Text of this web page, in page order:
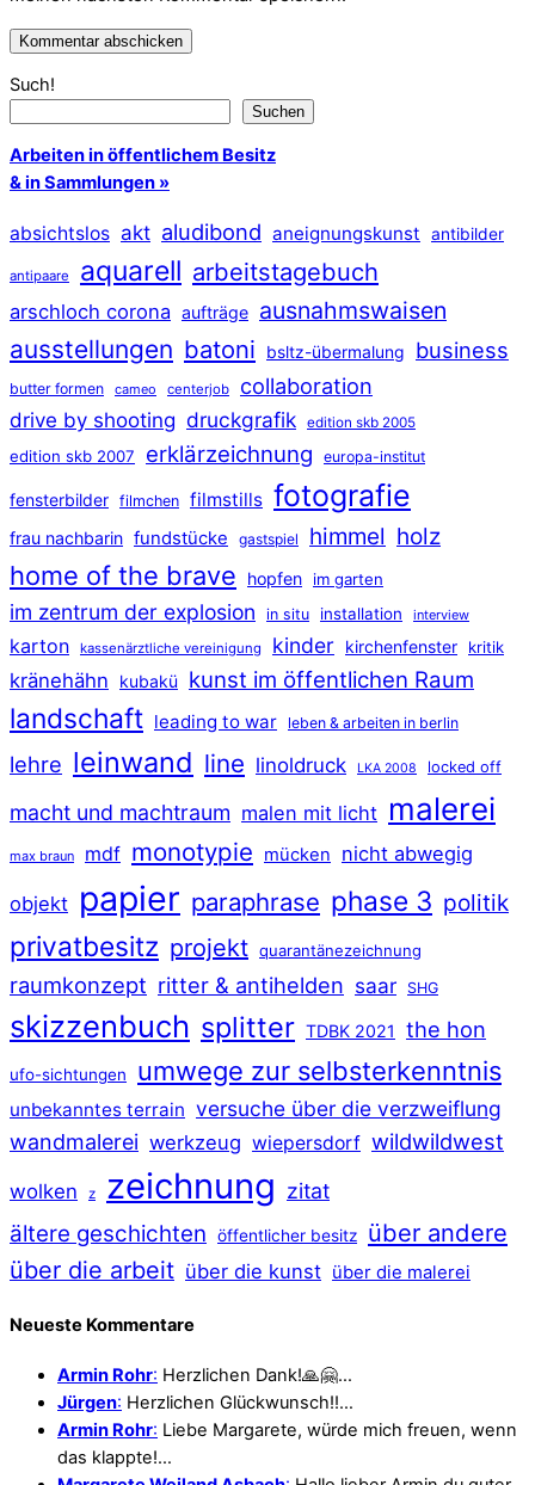
Such!
Suchen
Arbeiten in öffentlichem Besitz
& in Sammlungen »
absichtslos akt aludibond aneignungskunst antibilder
antipaare aquarell arbeitstagebuch
arschloch corona aufträge ausnahmswaisen
ausstellungen batoni bsltz-übermalung business
butter formen cameo centerjob collaboration
drive by shooting druckgrafik edition skb 2005
edition skb 2007 erklärzeichnung europa-institut
fensterbilder filmchen filmstills fotografie
frau nachbarin fundstücke gastspiel himmel holz
home of the brave hopfen im garten
im zentrum der explosion in situ installation interview
karton kassenärztliche vereinigung kinder kirchenfenster kritik
kränehähn kubakü kunst im öffentlichen Raum
landschaft leading to war leben & arbeiten in berlin
lehre leinwand line linoldruck LKA 2008 locked off
macht und machtraum malen mit licht malerei
max braun mdf monotypie mücken nicht abwegig
objekt papier paraphrase phase 3 politik
privatbesitz projekt quarantänezeichnung
raumkonzept ritter & antihelden saar SHG
skizzenbuch splitter TDBK 2021 the hon
ufo-sichtungen umwege zur selbsterkenntnis
unbekanntes terrain versuche über die verzweiflung
wandmalerei werkzeug wiepersdorf wildwildwest
wolken z zeichnung zitat
ältere geschichten öffentlicher besitz über andere
über die arbeit über die kunst über die malerei
Neueste Kommentare
Armin Rohr: Herzlichen Dank!🙏🤗…
Jürgen: Herzlichen Glückwunsch!!…
Armin Rohr: Liebe Margarete, würde mich freuen, wenn
das klappte!…